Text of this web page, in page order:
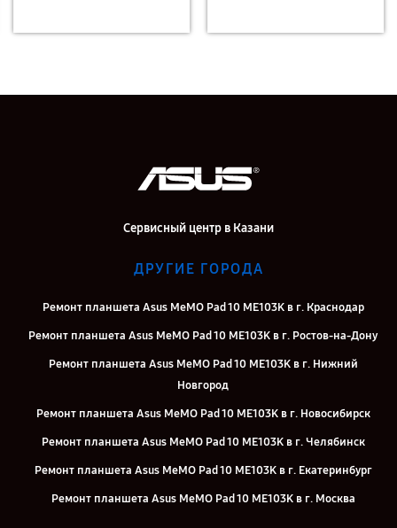
Сервисный центр в Казани
ДРУГИЕ ГОРОДА
Ремонт планшета Asus MeMO Pad 10 ME103K в г. Краснодар
Ремонт планшета Asus MeMO Pad 10 ME103K в г. Ростов-на-Дону
Ремонт планшета Asus MeMO Pad 10 ME103K в г. Нижний
Новгород
Ремонт планшета Asus MeMO Pad 10 ME103K в г. Новосибирск
Ремонт планшета Asus MeMO Pad 10 ME103K в г. Челябинск
Ремонт планшета Asus MeMO Pad 10 ME103K в г. Екатеринбург
Ремонт планшета Asus MeMO Pad 10 ME103K в г. Москва